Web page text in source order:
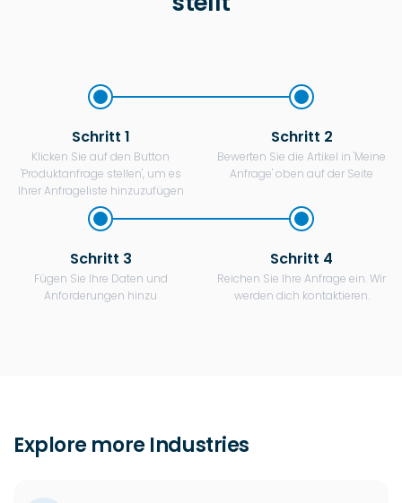
stellt
Schritt 1
Klicken Sie auf den Button
'Produktanfrage stellen', um es
Ihrer Anfrageliste hinzuzufügen
Schritt 2
Bewerten Sie die Artikel in 'Meine
Anfrage' oben auf der Seite
Schritt 3
Fügen Sie Ihre Daten und
Anforderungen hinzu
Schritt 4
Reichen Sie Ihre Anfrage ein. Wir
werden dich kontaktieren.
Explore more Industries